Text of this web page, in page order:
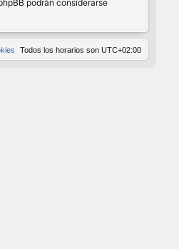
podrán considerarse
Todos los horarios son UTC+02:00